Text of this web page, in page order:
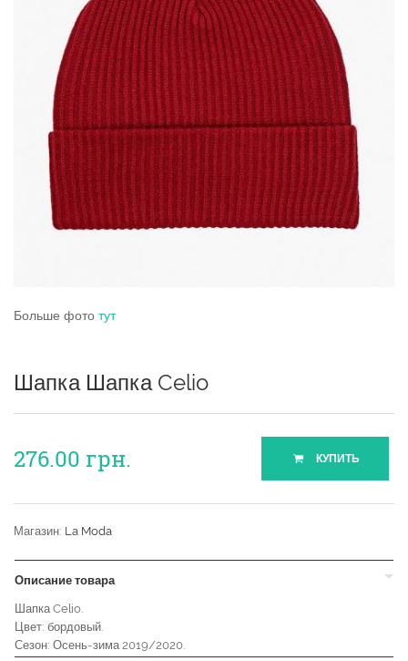
Больше фото тут
Шапка Шапка Celio
276.00 грн. КУПИТЬ
Магазин: La Moda
Описание товара
Шапка Celio.
Цвет: бордовый.
Сезон: Осень-зима 2019/2020.